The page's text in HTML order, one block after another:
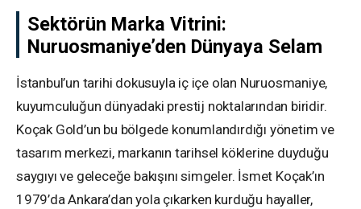
Sektörün Marka Vitrini:
Nuruosmaniye’den Dünyaya Selam
İstanbul’un tarihi dokusuyla iç içe olan Nuruosmaniye,
kuyumculuğun dünyadaki prestij noktalarından biridir.
Koçak Gold’un bu bölgede konumlandırdığı yönetim ve
tasarım merkezi, markanın tarihsel köklerine duyduğu
saygıyı ve geleceğe bakışını simgeler. İsmet Koçak’ın
1979’da Ankara’dan yola çıkarken kurduğu hayaller,